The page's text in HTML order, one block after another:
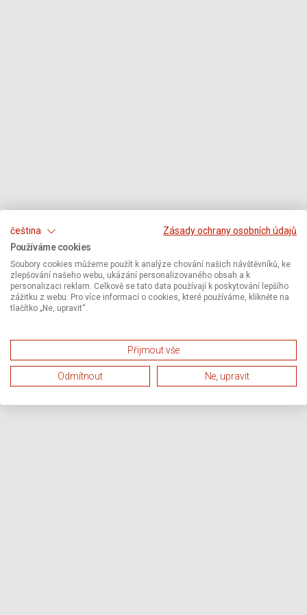
čeština
Zásady ochrany osobních údajů
Používáme cookies
Soubory cookies můžeme použít k analýze chování našich návštěvníků, ke
zlepšování našeho webu, ukázání personalizovaného obsah a k
personalizaci reklam. Celkově se tato data používají k poskytování lepšího
zážitku z webu. Pro více informací o cookies, které používáme, klikněte na
tlačítko „Ne, upravit“.
Přijmout vše
Odmítnout Ne, upravit